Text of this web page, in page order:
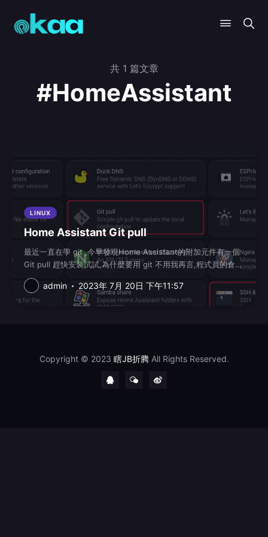
共 1 篇文章
#HomeAssistant
LINUX
Home Assistant Git pull
最近一直在學 git ,今早發現Home Assistant的附加元件有一個
Git pull 趕快安裝試試,為什麼要用 git 不用我再言,程式員的倉
庫,長年都使用 Git Hub...
admin 2023年 7月 20日 下午11:57
Copyright © 2023 瞎JB折腾All Rights Reserved.